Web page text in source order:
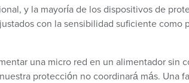
y la mayoría de los dispositivos de
con la sensibilidad suficiente como
una micro red en un alimentador sin
protección no coordinará más. Una